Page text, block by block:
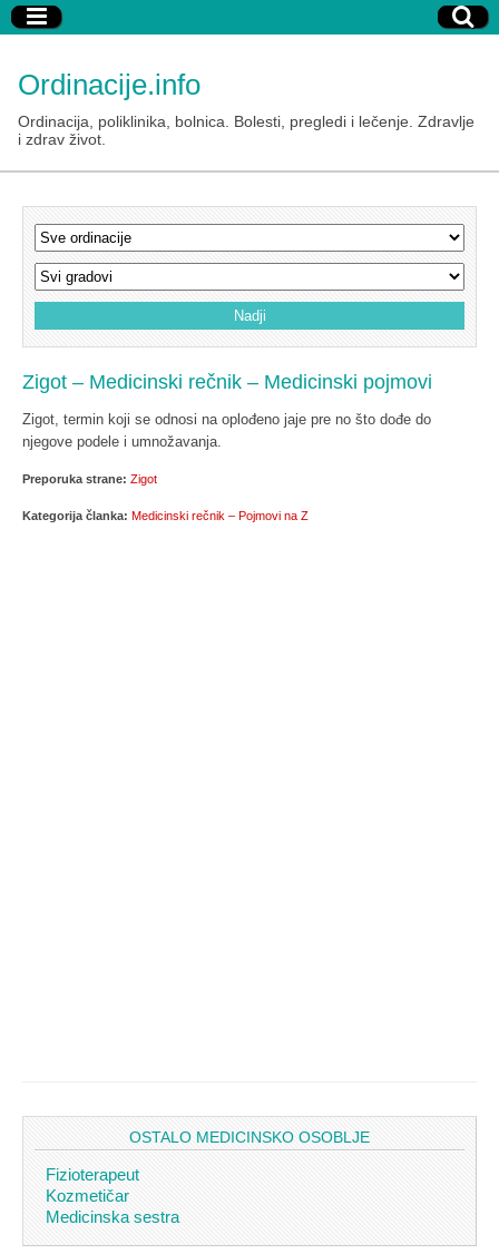
Ordinacije.info
Ordinacija, poliklinika, bolnica. Bolesti, pregledi i lečenje. Zdravlje
i zdrav život.
Zigot – Medicinski rečnik – Medicinski pojmovi
Zigot, termin koji se odnosi na oplođeno jaje pre no što dođe do
njegove podele i umnožavanja.
Preporuka strane: Zigot
Kategorija članka: Medicinski rečnik – Pojmovi na Z
OSTALO MEDICINSKO OSOBLJE
Fizioterapeut
Kozmetičar
Medicinska sestra